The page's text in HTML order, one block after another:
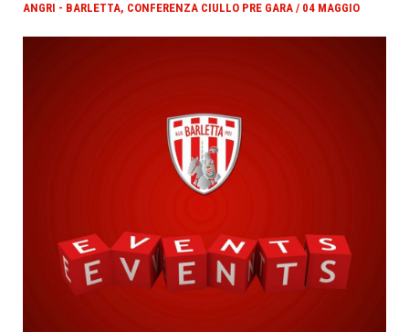
ANGRI - BARLETTA, CONFERENZA CIULLO PRE GARA / 04 MAGGIO